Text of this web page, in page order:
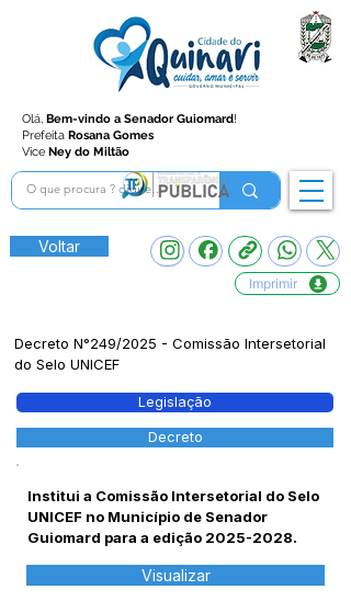
Olá, Bem-vindo a Senador Guiomard!
Prefeita Rosana Gomes
Vice Ney do Miltão
Voltar
Imprimir
Decreto N°249/2025 - Comissão Intersetorial
do Selo UNICEF
Legislação
Decreto
Institui a Comissão Intersetorial do Selo
UNICEF no Município de Senador
Guiomard para a edição 2025-2028.
Visualizar